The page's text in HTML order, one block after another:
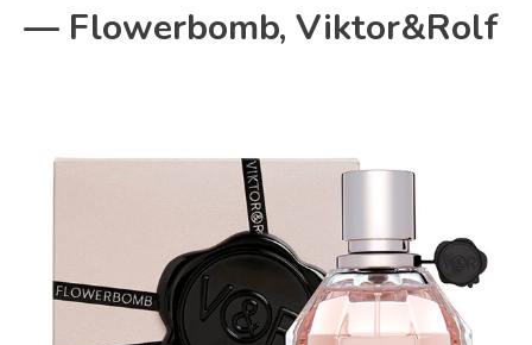
— Flowerbomb, Viktor&Rolf